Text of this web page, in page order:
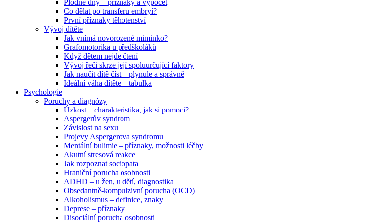
Plodné dny – příznaky a výpočet
Co dělat po transferu embryí?
První příznaky těhotenství
Vývoj dítěte
Jak vnímá novorozené miminko?
Grafomotorika u předškoláků
Když dětem nejde čtení
Vývoj řeči skrze její spoluurčující faktory
Jak naučit dítě číst – plynule a správně
Ideální váha dítěte – tabulka
Psychologie
Poruchy a diagnózy
Úzkost – charakteristika, jak si pomoci?
Aspergerův syndrom
Závislost na sexu
Projevy Aspergerova syndromu
Mentální bulimie – příznaky, možnosti léčby
Akutní stresová reakce
Jak rozpoznat sociopata
Hraniční porucha osobnosti
ADHD – u žen, u dětí, diagnostika
Obsedantně-kompulzivní porucha (OCD)
Alkoholismus – definice, znaky
Deprese – příznaky
Disociální porucha osobnosti